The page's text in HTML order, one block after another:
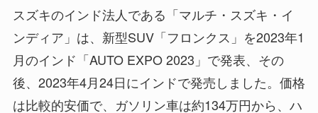
スズキのインド法人である「マルチ・スズキ・イ
ンディア」は、新型SUV「フロンクス」を2023年1
月のインド「AUTO EXPO 2023」で発表、その
後、2023年4月24日にインドで発売しました。価格
は比較的安価で、ガソリン車は約134万円から、ハ